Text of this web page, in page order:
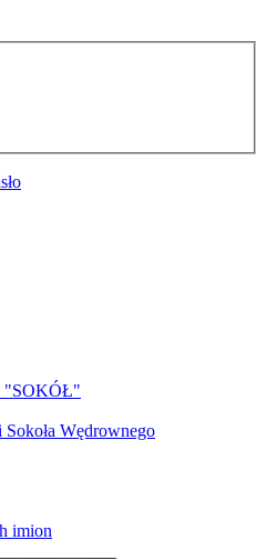
"SOKÓŁ"
Wędrownego
imion